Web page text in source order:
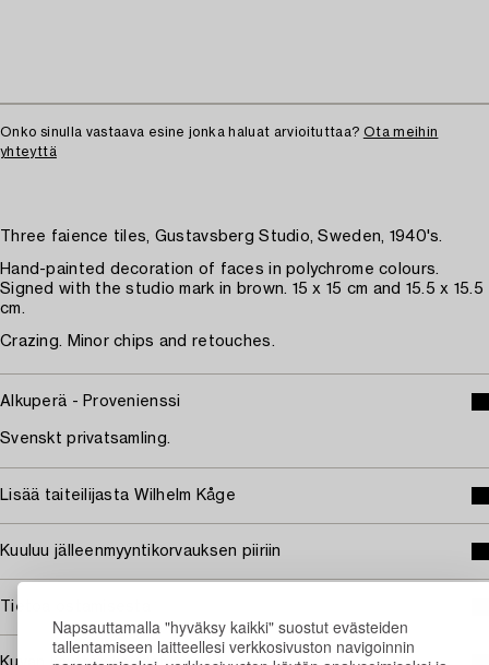
Napsauttamalla "hyväksy kaikki" suostut evästeiden
tallentamiseen laitteellesi verkkosivuston navigoinnin
Onko sinulla vastaava esine jonka haluat arvioituttaa? Ota meihin
yhteyttä
Three faience tiles, Gustavsberg Studio, Sweden, 1940's.
Hand-painted decoration of faces in polychrome colours.
Signed with the studio mark in brown. 15 x 15 cm and 15.5 x 15.5
cm.
Crazing. Minor chips and retouches.
Alkuperä - Provenienssi
Svenskt privatsamling.
Lisää taiteilijasta Wilhelm Kåge
Kuuluu jälleenmyyntikorvauksen piiriin
Tietoa ostamisesta